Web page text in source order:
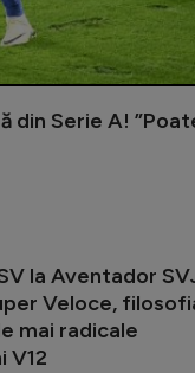
din Serie A!
la Aventador
Veloce,
mai radicale
V12